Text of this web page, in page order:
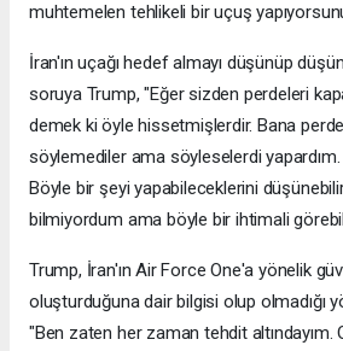
muhtemelen tehlikeli bir uçuş
İran'ın uçağı hedef almayı düşünüp
soruya Trump, "Eğer sizden perdeleri
demek ki öyle hissetmişlerdir. Bana
söylemediler ama söyleselerdi
Böyle bir şeyi yapabileceklerini
bilmiyordum ama böyle bir ihtimali
Trump, İran'ın Air Force One'a yönelik
oluşturduğuna dair bilgisi olup olmadığı
"Ben zaten her zaman tehdit altındayım.